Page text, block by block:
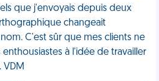
que j'envoyais depuis deux
changeait
C'est sûr que mes clients ne
à l'idée de travailler
VDM